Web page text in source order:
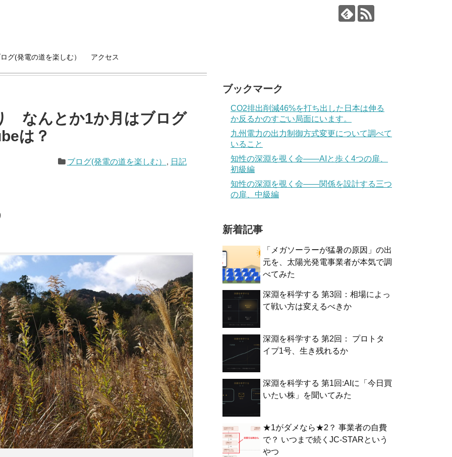
グ(発電の道を楽しむ） アクセス
なんとか1か月はブログ
は？
ブログ(発電の道を楽しむ） , 日記
ブックマーク
CO2排出削減46%を打ち出した日本は伸る
か反るかのすごい局面にいます。
九州電力の出力制御方式変更について調べて
いること
知性の深淵を覗く会——AIと歩く4つの扉、
初級編
知性の深淵を覗く会——関係を設計する三つ
の扉、中級編
新着記事
「メガソーラーが猛暑の原因」の出
元を、太陽光発電事業者が本気で調
べてみた
深淵を科学する 第3回：相場によっ
て戦い方は変えるべきか
深淵を科学する 第2回： プロトタ
イプ1号、生き残れるか
深淵を科学する 第1回:AIに「今日買
いたい株」を聞いてみた
★1がダメなら★2？ 事業者の自費
で？ いつまで続くJC-STARという
やつ